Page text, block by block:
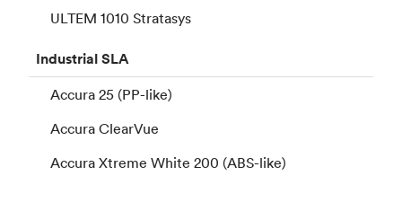
ULTEM 1010 Stratasys
IndustrialSLA
Accura 25 (PP-like)
Accura ClearVue
Accura Xtreme White 200 (ABS-like)